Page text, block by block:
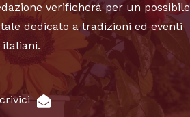
verificherà per un possibile
dedicato a tradizioni ed eventi
italiani.